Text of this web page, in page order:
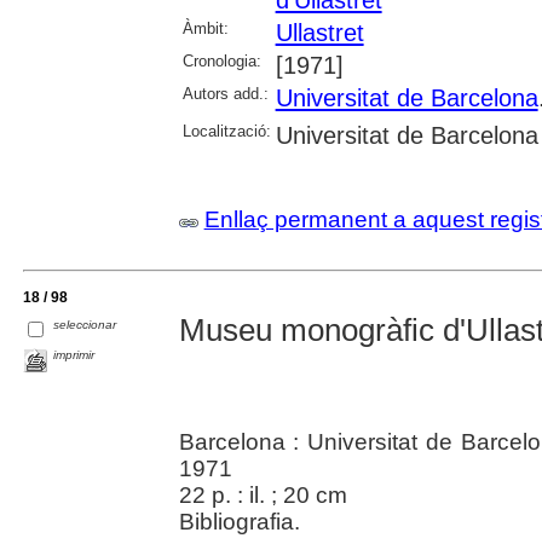
Àmbit: Ullastret
Cronologia: [1971]
Autors add.: Universitat de Barcelona
Localització: Universitat de Barcelona
Enllaç permanent a aquest
18 / 98
seleccionar
imprimir
Museu monogràfic
Barcelona : Universitat de
1971
22 p. : il. ; 20 cm
Bibliografia.